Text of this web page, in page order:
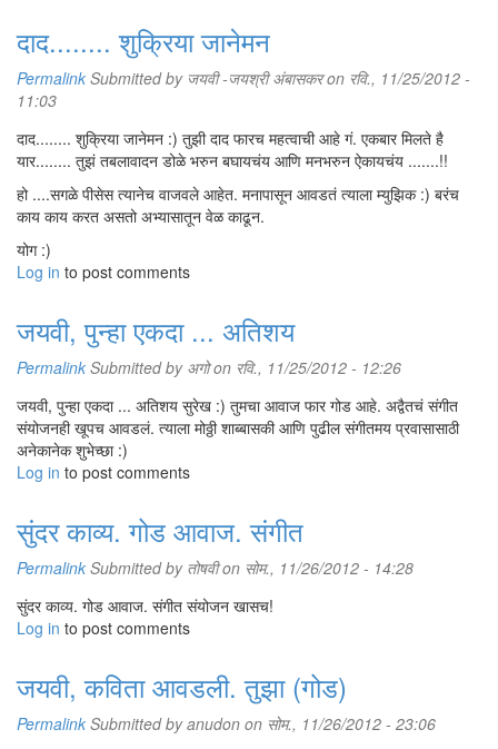
दाद........ शुक्रिया जानेमन
Permalink Submitted by जयवी -जयश्री अंबासकरon रवि., 11/25/2012 -
11:03
दाद........ शुक्रिया जानेमन :) तुझी दाद फारच महत्वाची आहे गं. एकबार मिलते है
यार........ तुझं तबलावादन डोळे भरुन बघायचंय आणि मनभरुन ऐकायचंय .......!!
हो ....सगळे पीसेस त्यानेच वाजवले आहेत. मनापासून आवडतं त्याला म्युझिक :) बरंच
काय काय करत असतो अभ्यासातून वेळ काढून.
योग :)
Log in to post comments
जयवी, पुन्हा एकदा ... अतिशय
Permalink Submitted by अगोon रवि., 11/25/2012 - 12:26
जयवी, पुन्हा एकदा ... अतिशय सुरेख :) तुमचा आवाज फार गोड आहे. अद्वैतचं संगीत
संयोजनही खूपच आवडलं. त्याला मोठ्ठी शाब्बासकी आणि पुढील संगीतमय प्रवासासाठी
अनेकानेक शुभेच्छा :)
Log in to post comments
सुंदर काव्य. गोड आवाज. संगीत
Permalink Submitted by तोषवीon सोम., 11/26/2012 - 14:28
सुंदर काव्य. गोड आवाज. संगीत संयोजन खासच!
Log in to post comments
जयवी, कविता आवडली. तुझा (गोड)
Permalink Submitted byanudon on सोम., 11/26/2012 - 23:06